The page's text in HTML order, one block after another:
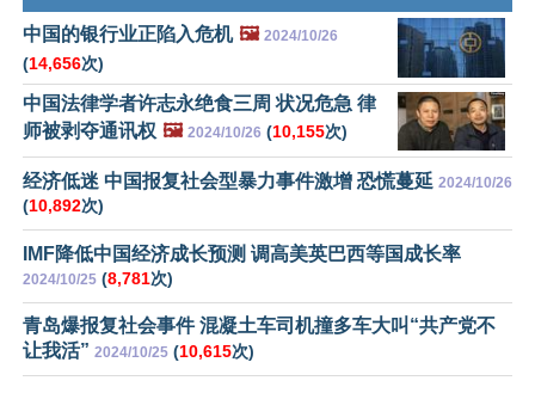
中国的银行业正陷入危机 🖼️ 2024/10/26
(14,656次)
中国法律学者许志永绝食三周 状况危急 律
师被剥夺通讯权 🖼️ 2024/10/26 (10,155次)
经济低迷 中国报复社会型暴力事件激增 恐慌蔓延 2024/10/26
(10,892次)
IMF降低中国经济成长预测 调高美英巴西等国成长率
2024/10/25 (8,781次)
青岛爆报复社会事件 混凝土车司机撞多车大叫“共产党不
让我活” 2024/10/25 (10,615次)